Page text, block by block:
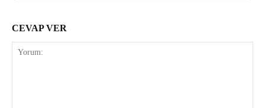
CEVAP VER